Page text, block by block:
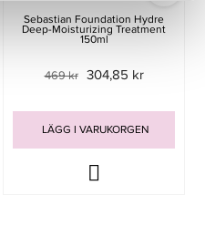
Sebastian Foundation Hydre
Deep-Moisturizing Treatment
150ml
469 kr 304,85 kr
LÄGG I VARUKORGEN